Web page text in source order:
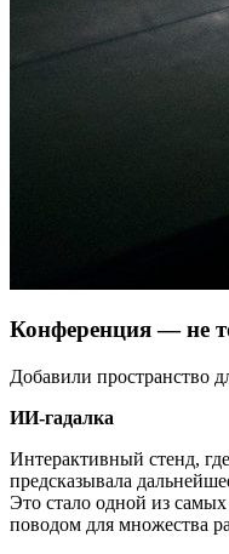
Конференция — не
Добавили пространство
ИИ-гадалка
Интерактивный стенд,
предсказывала
Это стало одной из
поводом для множества